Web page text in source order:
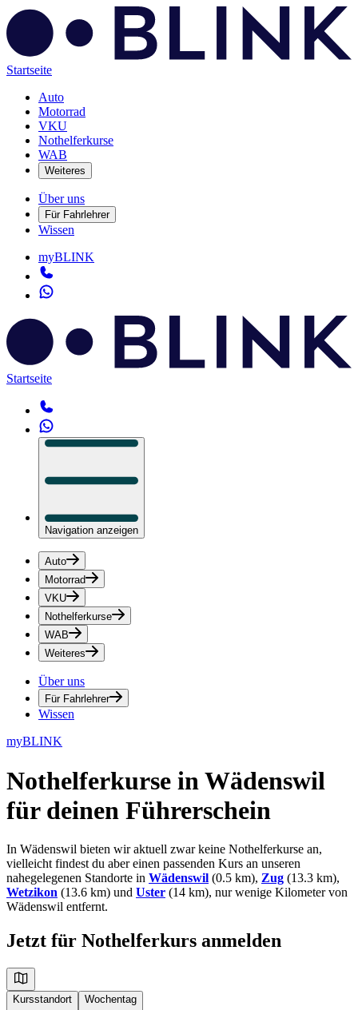
Startseite
Auto
Motorrad
VKU
Nothelferkurse
WAB
Weiteres
Über uns
Für Fahrlehrer
Wissen
myBLINK
Startseite
Navigation anzeigen
Auto
Motorrad
VKU
Nothelferkurse
WAB
Weiteres
Über uns
Für Fahrlehrer
Wissen
myBLINK
Nothelferkurse in Wädenswil
für deinen Führerschein
In Wädenswil bieten wir aktuell zwar keine Nothelferkurse an,
vielleicht findest du aber einen passenden Kurs an unseren
nahegelegenen Standorte in Wädenswil (0.5 km), Zug (13.3 km),
Wetzikon (13.6 km) und Uster (14 km), nur wenige Kilometer von
Wädenswil entfernt.
Jetzt für Nothelferkurs anmelden
Kursstandort Wochentag